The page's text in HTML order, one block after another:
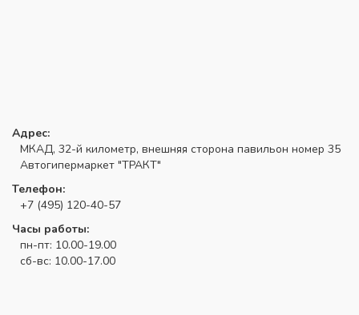
Адрес:
МКАД, 32-й километр, внешняя сторона павильон номер 35
Автогипермаркет "ТРАКТ"
Телефон:
+7 (495) 120-40-57
Часы работы:
пн-пт: 10.00-19.00
сб-вс: 10.00-17.00